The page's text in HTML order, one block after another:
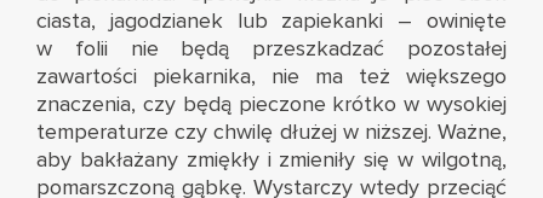
ciasta, jagodzianek lub zapiekanki – owinięte
w folii nie będą przeszkadzać pozostałej
zawartości piekarnika, nie ma też większego
znaczenia, czy będą pieczone krótko w wysokiej
temperaturze czy chwilę dłużej w niższej. Ważne,
aby bakłażany zmiękły i zmieniły się w wilgotną,
pomarszczoną gąbkę. Wystarczy wtedy przeciąć